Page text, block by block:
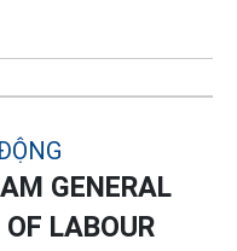
GENERAL
LABOUR